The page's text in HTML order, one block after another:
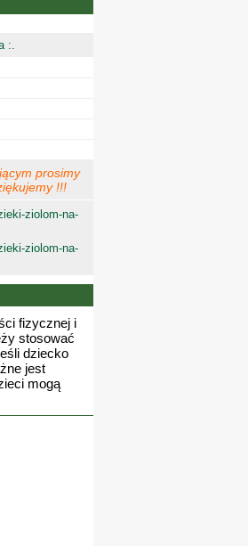
:.
prosimy
!!!
ziolom-na-
ziolom-na-
fizycznej i
stosować
dziecko
jest
mogą